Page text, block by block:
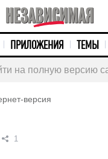
ПРИЛОЖЕНИЯ ТЕМЫ
на полную версию
версия
1